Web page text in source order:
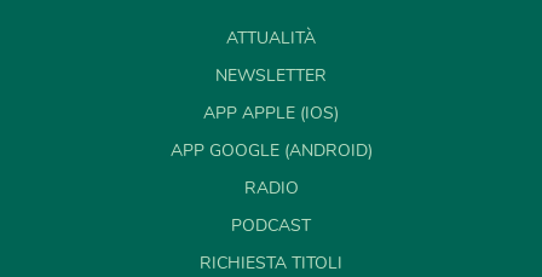
ATTUALITÀ
NEWSLETTER
APP APPLE (IOS)
APP GOOGLE (ANDROID)
RADIO
PODCAST
RICHIESTA TITOLI